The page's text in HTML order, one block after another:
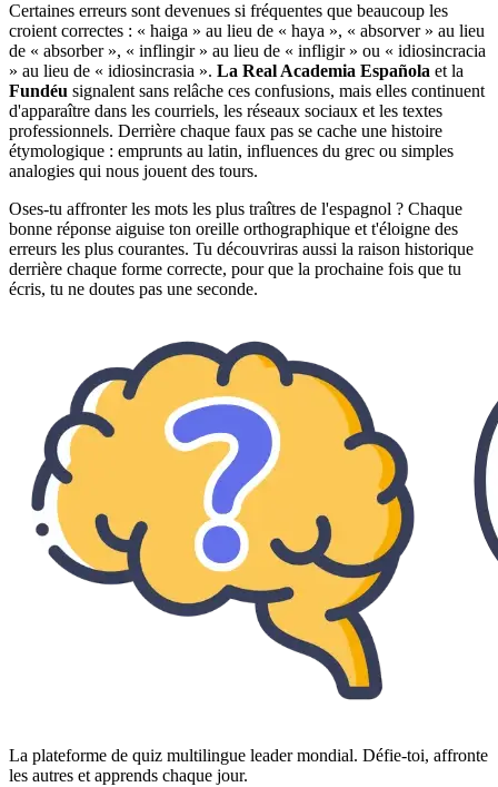
Certaines erreurs sont devenues si fréquentes que beaucoup les
croient correctes : « haiga » au lieu de « haya », « absorver » au lieu
de « absorber », « inflingir » au lieu de « infligir » ou « idiosincracia
» au lieu de « idiosincrasia ». La Real Academia Española et la
Fundéu signalent sans relâche ces confusions, mais elles continuent
d'apparaître dans les courriels, les réseaux sociaux et les textes
professionnels. Derrière chaque faux pas se cache une histoire
étymologique : emprunts au latin, influences du grec ou simples
analogies qui nous jouent des tours.
Oses-tu affronter les mots les plus traîtres de l'espagnol ? Chaque
bonne réponse aiguise ton oreille orthographique et t'éloigne des
erreurs les plus courantes. Tu découvriras aussi la raison historique
derrière chaque forme correcte, pour que la prochaine fois que tu
écris, tu ne doutes pas une seconde.
La plateforme de quiz multilingue leader mondial. Défie-toi, affronte
les autres et apprends chaque jour.